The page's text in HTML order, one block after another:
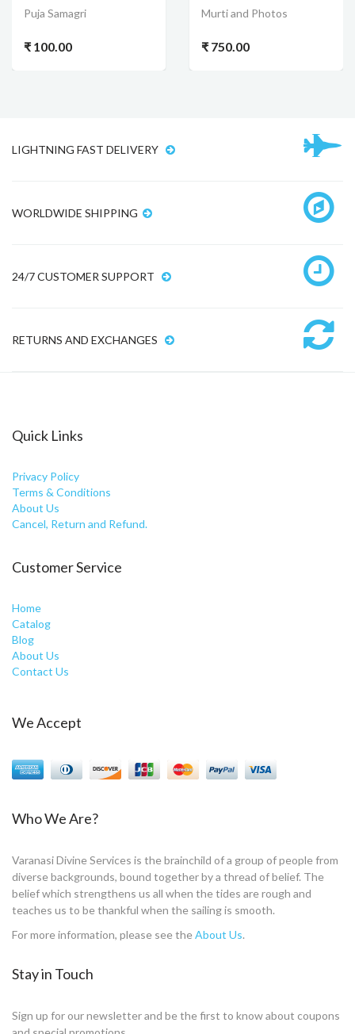
Puja Samagri
₹ 100.00
Murti and Photos
₹ 750.00
LIGHTNING FAST DELIVERY
WORLDWIDE SHIPPING
24/7 CUSTOMER SUPPORT
RETURNS AND EXCHANGES
Quick Links
Privacy Policy
Terms & Conditions
About Us
Cancel, Return and Refund.
Customer Service
Home
Catalog
Blog
About Us
Contact Us
We Accept
Who We Are?
Varanasi Divine Services is the brainchild of a group of people from
diverse backgrounds, bound together by a thread of belief. The
belief which strengthens us all when the tides are rough and
teaches us to be thankful when the sailing is smooth.
For more information, please see theAbout Us.
Stay in Touch
Sign up for our newsletter and be the first to know about coupons